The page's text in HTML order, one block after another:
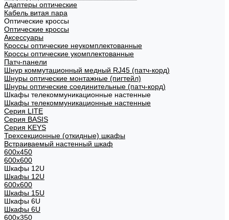
Адаптеры оптические
Кабель витая пара
Оптические кроссы
Оптические кроссы
Аксессуары
Кроссы оптические неукомплектованные
Кроссы оптические укомплектованные
Патч-панели
Шнур коммутационный медный RJ45 (патч-корд)
Шнуры оптические монтажные (пигтейл)
Шнуры оптические соединительные (патч-корд)
Шкафы телекоммуникационные настенные
Шкафы телекоммуникационные настенные
Cерия LITE
Cерия BASIS
Cерия KEYS
Трехсекционные (откидные) шкафы
Встраиваемый настенный шкаф
600x450
600x600
Шкафы 12U
Шкафы 12U
600x600
Шкафы 15U
Шкафы 6U
Шкафы 6U
600x350